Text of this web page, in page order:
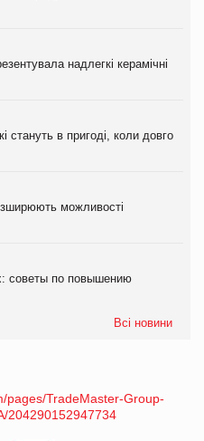
надлегкі керамічні
стануть в пригоді, коли довго
можливості
советы по повышению
Всі новини